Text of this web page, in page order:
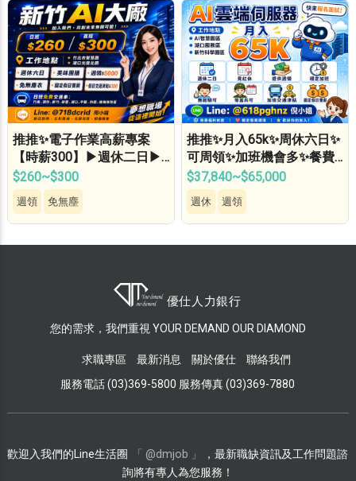
推推✨電子作業高薪專案
【時薪300】▶週休二日▶週
領五千 ▶交通車▶免無塵
衣…
$260~$300
週領 免無塵
推推✨月入65k✨周休六日✨
可周領✨加班機會多✨餐費
補助✨免費機車位✨無經驗
可…
$37,840~$65,000
週休 週領
您的需求，我們重視 YOUR DEMAND OUR DIAMOND
求職專區 最新消息 關於優仕
聯絡我們
服務電話 (03)369-5800 服務傳真 (03)369-7880
歡迎入我們的Line生活圈 「 @dmjob 」
，最新職缺資訊及工作問題諮
詢將有專人為您服務！